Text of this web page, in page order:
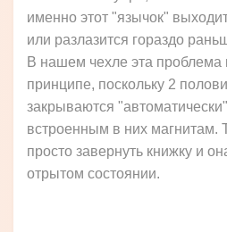
именно этот "язычок"
или разлазится гораздо
В нашем чехле эта проблема
принципе, поскольку 2
закрываются
встроенным в них магнитам.
просто завернуть книжку и
отрытом состоянии.